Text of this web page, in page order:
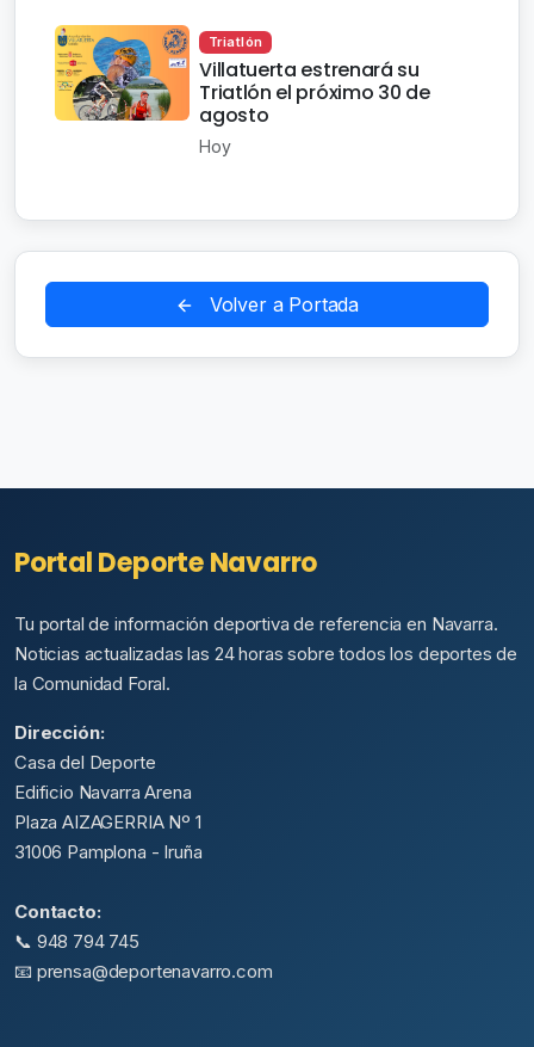
Triatlón
Villatuerta estrenará su
Triatlón el próximo 30 de
agosto
Hoy
Volver a Portada
Portal Deporte Navarro
Tu portal de información deportiva de referencia en Navarra.
Noticias actualizadas las 24 horas sobre todos los deportes de
la Comunidad Foral.
Dirección:
Casa del Deporte
Edificio Navarra Arena
Plaza AIZAGERRIA Nº 1
31006 Pamplona - Iruña
Contacto:
📞 948 794 745
📧 prensa@deportenavarro.com